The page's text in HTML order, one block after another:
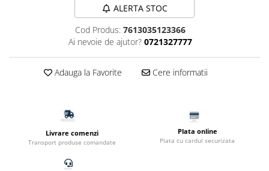
Neoane si LED-uri pentru acvarii
Substrat acvariu
Fertilizatori acvarii
Tratamente pesti acvariu
ALERTA STOC
Cod Produs: 7613035123366
Ai nevoie de ajutor? 0721327777
Adauga la Favorite Cere informatii
Livrare comenzi
Transport produse comandate
Plata online
Plata cu cardul securizata